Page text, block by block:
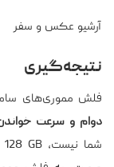
آرشیو عکس و سفر
نتیجه‌گیری
فلش مموری‌های سامسونگ در
دوام و سرعت